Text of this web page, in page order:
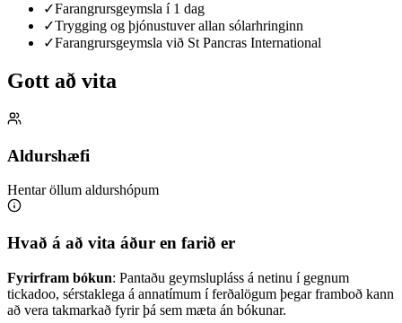
✓Farangrursgeymsla í 1 dag
✓Trygging og þjónustuver allan sólarhringinn
✓Farangrursgeymsla við St Pancras International
Gott að vita
Aldurshæfi
Hentar öllum aldurshópum
Hvað á að vita áður en farið er
Fyrirfram bókun: Pantaðu geymslupláss á netinu í gegnum
tickadoo, sérstaklega á anna­tímum í ferðalögum þegar framboð kann
að vera takmarkað fyrir þá sem mæta án bókunar.